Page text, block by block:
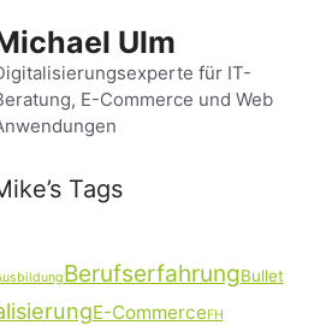
Ulm
für IT-
E-Commerce und Web
Tags
BerufserfahrungBullet
E-CommerceFH